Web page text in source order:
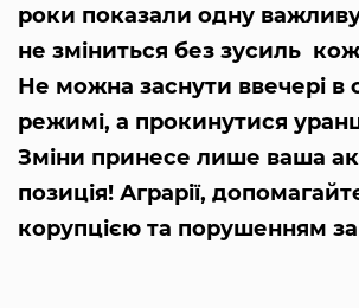
роки показали одну важливу
не зміниться без зусиль
Не можна заснути ввечері в
режимі, а прокинутися
Зміни принесе лише ваша
позиція! Аграрії,
корупцією та порушенням